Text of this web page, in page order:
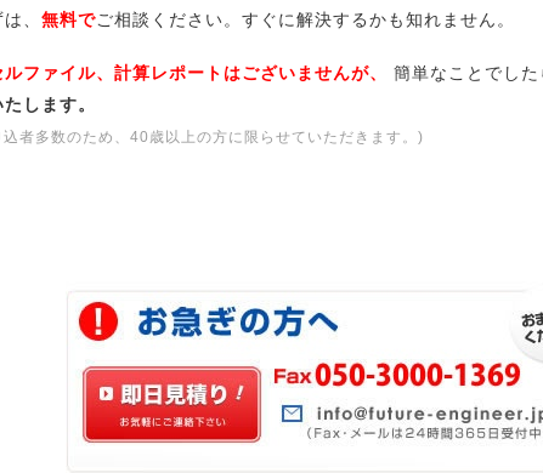
、 無料でご相談ください。すぐに解決するかも知れません。
ルファイル、計算レポートはございませんが、
簡単なことでした
します。
者多数のため、40歳以上の方に限らせていただきます。)